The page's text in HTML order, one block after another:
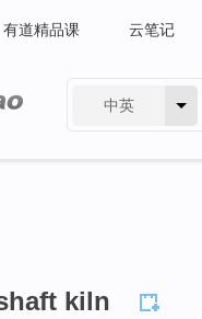
有道精品课 云笔记
中英
kiln